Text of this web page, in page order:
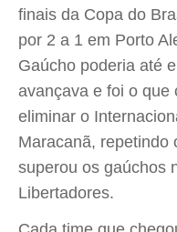
finais da Copa do
por 2 a 1 em Porto
Gaúcho poderia até
avançava e foi o que
eliminar o
Maracanã, repetindo
superou os gaúchos
Libertadores.